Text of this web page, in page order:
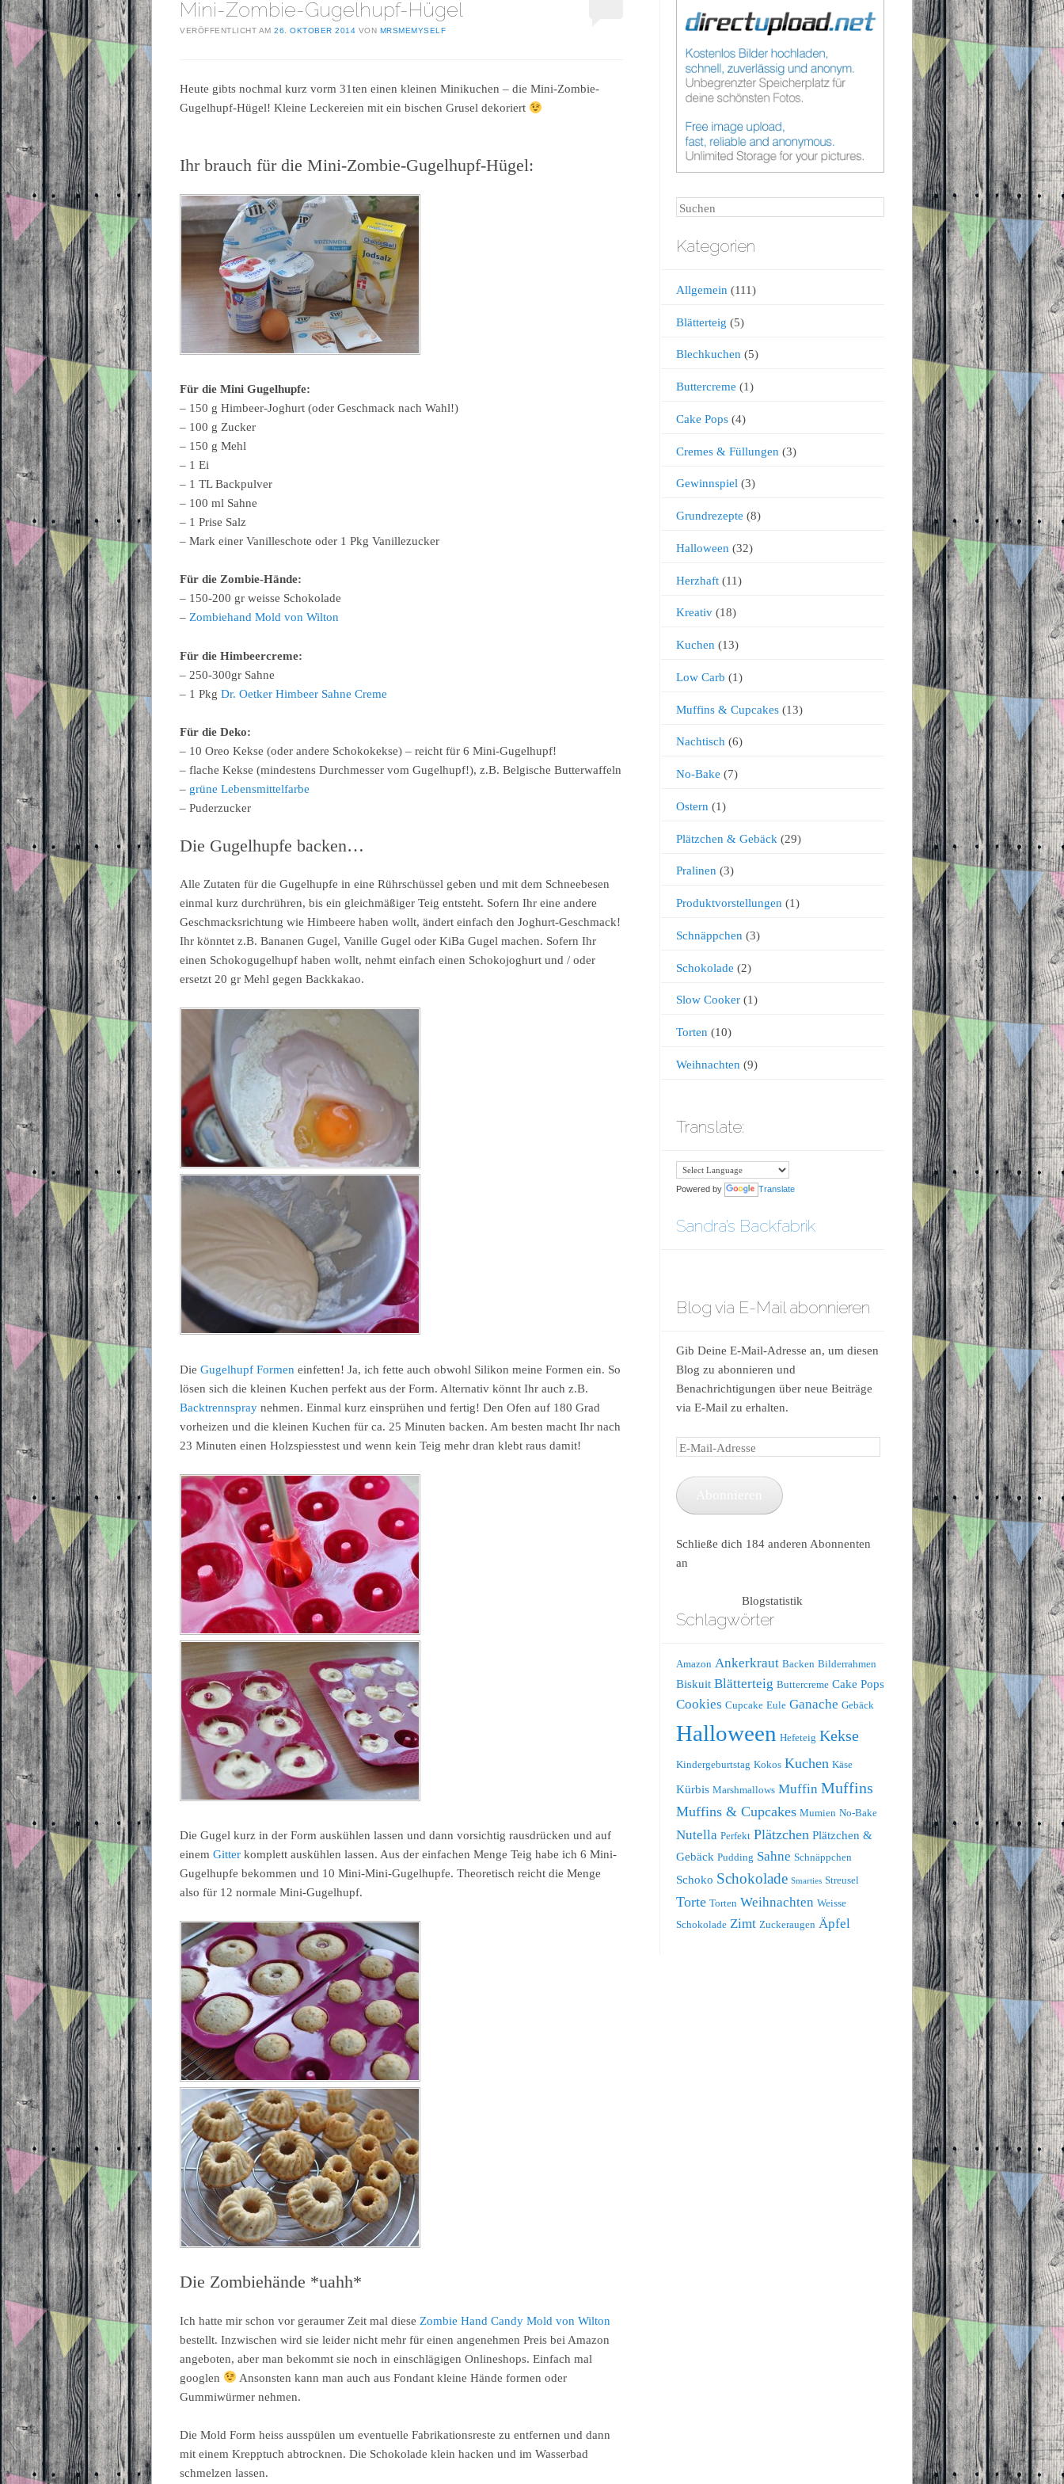
Mini-Zombie-Gugelhupf-Hügel
VERÖFFENTLICHT AM 26. OKTOBER 2014 VON MRSMEMYSELF
Heute gibts nochmal kurz vorm 31ten einen kleinen Minikuchen – die Mini-Zombie-
Gugelhupf-Hügel! Kleine Leckereien mit ein bischen Grusel dekoriert
Ihr brauch für die Mini-Zombie-Gugelhupf-Hügel:
Für die Mini Gugelhupfe:
– 150 g Himbeer-Joghurt (oder Geschmack nach Wahl!)
– 100 g Zucker
– 150 g Mehl
– 1 Ei
– 1 TL Backpulver
– 100 ml Sahne
– 1 Prise Salz
– Mark einer Vanilleschote oder 1 Pkg Vanillezucker
Für die Zombie-Hände:
– 150-200 gr weisse Schokolade
– Zombiehand Mold von Wilton
Für die Himbeercreme:
– 250-300gr Sahne
– 1 Pkg Dr. Oetker Himbeer Sahne Creme
Für die Deko:
– 10 Oreo Kekse (oder andere Schokokekse) – reicht für 6 Mini-Gugelhupf!
– flache Kekse (mindestens Durchmesser vom Gugelhupf!), z.B. Belgische Butterwaffeln
– grüne Lebensmittelfarbe
– Puderzucker
Die Gugelhupfe backen…
Alle Zutaten für die Gugelhupfe in eine Rührschüssel geben und mit dem Schneebesen
einmal kurz durchrühren, bis ein gleichmäßiger Teig entsteht. Sofern Ihr eine andere
Geschmacksrichtung wie Himbeere haben wollt, ändert einfach den Joghurt-Geschmack!
Ihr könntet z.B. Bananen Gugel, Vanille Gugel oder KiBa Gugel machen. Sofern Ihr
einen Schokogugelhupf haben wollt, nehmt einfach einen Schokojoghurt und / oder
ersetzt 20 gr Mehl gegen Backkakao.
Die Gugelhupf Formen einfetten! Ja, ich fette auch obwohl Silikon meine Formen ein. So
lösen sich die kleinen Kuchen perfekt aus der Form. Alternativ könnt Ihr auch z.B.
Backtrennspray nehmen. Einmal kurz einsprühen und fertig! Den Ofen auf 180 Grad
vorheizen und die kleinen Kuchen für ca. 25 Minuten backen. Am besten macht Ihr nach
23 Minuten einen Holzspiesstest und wenn kein Teig mehr dran klebt raus damit!
Die Gugel kurz in der Form auskühlen lassen und dann vorsichtig rausdrücken und auf
einem Gitter komplett auskühlen lassen. Aus der einfachen Menge Teig habe ich 6 Mini-
Gugelhupfe bekommen und 10 Mini-Mini-Gugelhupfe. Theoretisch reicht die Menge
also für 12 normale Mini-Gugelhupf.
Die Zombiehände *uahh*
Ich hatte mir schon vor geraumer Zeit mal diese Zombie Hand Candy Mold von Wilton
bestellt. Inzwischen wird sie leider nicht mehr für einen angenehmen Preis bei Amazon
angeboten, aber man bekommt sie noch in einschlägigen Onlineshops. Einfach mal
googlen
Ansonsten kann man auch aus Fondant kleine Hände formen oder
Gummiwürmer nehmen.
Die Mold Form heiss ausspülen um eventuelle Fabrikationsreste zu entfernen und dann
mit einem Krepptuch abtrocknen. Die Schokolade klein hacken und im Wasserbad
schmelzen lassen.
Suchen
Kategorien
Allgemein (111)
Blätterteig (5)
Blechkuchen (5)
Buttercreme (1)
Cake Pops(4)
Cremes & Füllungen (3)
Gewinnspiel(3)
Grundrezepte (8)
Halloween (32)
Herzhaft(11)
Kreativ(18)
Kuchen (13)
Low Carb (1)
Muffins & Cupcakes(13)
Nachtisch(6)
No-Bake (7)
Ostern (1)
Plätzchen & Gebäck (29)
Pralinen (3)
Produktvorstellungen (1)
Schnäppchen (3)
Schokolade (2)
Slow Cooker(1)
Torten (10)
Weihnachten (9)
Translate:
Powered by Translate
Sandra’s Backfabrik
Blog via E-Mail abonnieren
Gib Deine E-Mail-Adresse an, um diesen
Blog zu abonnieren und
Benachrichtigungen über neue Beiträge
via E-Mail zu erhalten.
E-
Adresse
Schließe dich 184 anderen Abonnenten
an
Blogstatistik
Schlagwörter
Amazon Ankerkraut Backen Bilderrahmen
Biskuit Blätterteig Buttercreme Cake Pops
Cookies Cupcake Eule Ganache Gebäck
Halloween Hefeteig Kekse
Kindergeburtstag Kokos Kuchen Käse
Kürbis Marshmallows Muffin Muffins
Muffins & Cupcakes Mumien No-Bake
Nutella Perfekt Plätzchen Plätzchen &
Gebäck Pudding Sahne Schnäppchen
Schoko Schokolade Smarties Streusel
Torte Torten Weihnachten Weisse
Schokolade Zimt Zuckeraugen Äpfel